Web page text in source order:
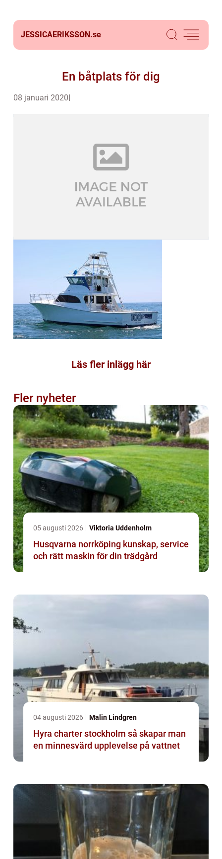
JESSICAERIKSSON.se
En båtplats för dig
08 januari 2020
Läs fler inlägg här
Fler nyheter
05 augusti 2026 Viktoria Uddenholm
Husqvarna norrköping kunskap, service
och rätt maskin för din trädgård
04 augusti 2026 Malin Lindgren
Hyra charter stockholm så skapar man
en minnesvärd upplevelse på vattnet